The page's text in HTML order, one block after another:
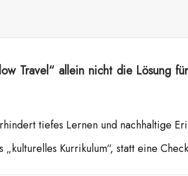
Travel“ allein nicht die Lösung
tiefes Lernen und nachhaltige
Kurrikulum“, statt eine